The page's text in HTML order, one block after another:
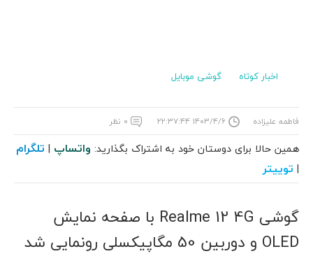
اخبار کوتاه گوشی موبایل
فاطمه علیزاده ۱۴۰۳/۴/۶ ۲۲:۳۷:۴۴ ۰ نظر
همین حالا برای دوستان خود به اشتراک بگذارید: واتساپ | تلگرام
| توییتر
گوشی Realme 12 4G با صفحه نمایش
OLED و دوربین 50 مگاپیکسلی رونمایی شد